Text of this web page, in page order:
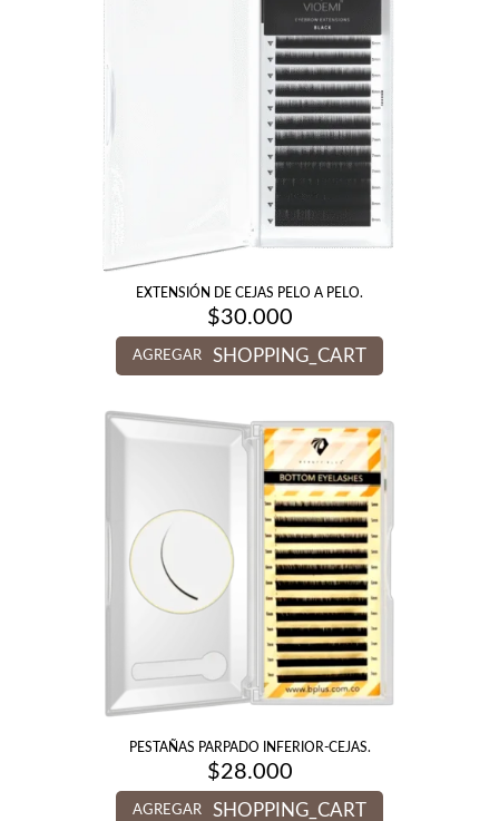
EXTENSIÓN DE CEJAS PELO A PELO.
$30.000
AGREGAR SHOPPING_CART
PESTAÑAS PARPADO INFERIOR-CEJAS.
$28.000
AGREGAR SHOPPING_CART